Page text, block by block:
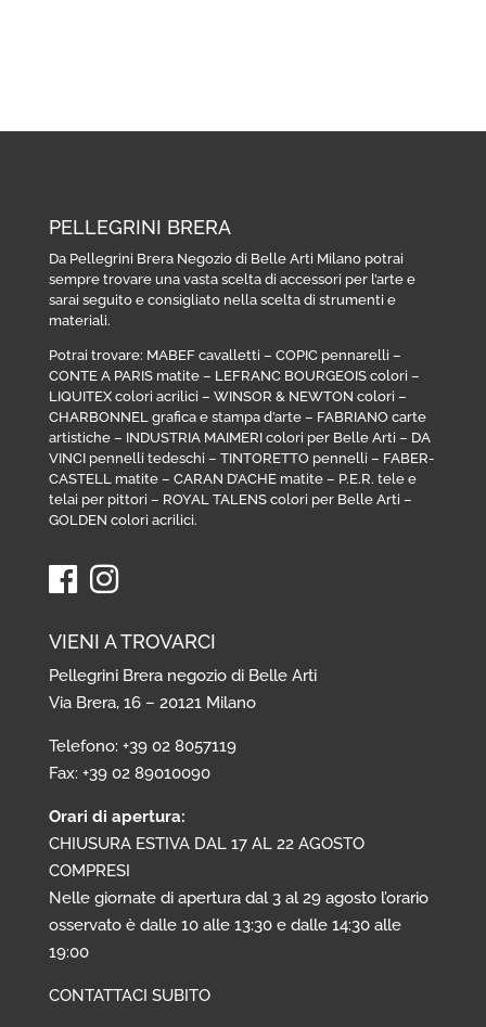
PELLEGRINI BRERA
Da Pellegrini Brera Negozio di Belle Arti Milano potrai
sempre trovare una vasta scelta di accessori per l’arte e
sarai seguito e consigliato nella scelta di strumenti e
materiali.
Potrai trovare: MABEF cavalletti – COPIC pennarelli –
CONTE A PARIS matite– LEFRANC BOURGEOIS colori –
LIQUITEX colori acrilici – WINSOR & NEWTON colori –
CHARBONNEL grafica e stampa d’arte– FABRIANO carte
artistiche– INDUSTRIA MAIMERI colori per Belle Arti – DA
VINCI pennelli tedeschi – TINTORETTO pennelli – FABER-
CASTELL matite– CARAN D’ACHE matite– P.E.R. tele e
telai per pittori – ROYAL TALENS colori per Belle Arti –
GOLDEN colori acrilici.
VIENI A TROVARCI
Pellegrini Brera negozio di Belle Arti
Via Brera, 16 – 20121 Milano
Telefono: +39 02 8057119
Fax: +39 02 89010090
Orari di apertura:
CHIUSURA ESTIVA DAL 17 AL 22 AGOSTO
COMPRESI
Nelle giornate di apertura dal 3 al 29 agosto l’orario
osservato è dalle 10 alle 13:30 e dalle 14:30 alle
19:00
CONTATTACI SUBITO